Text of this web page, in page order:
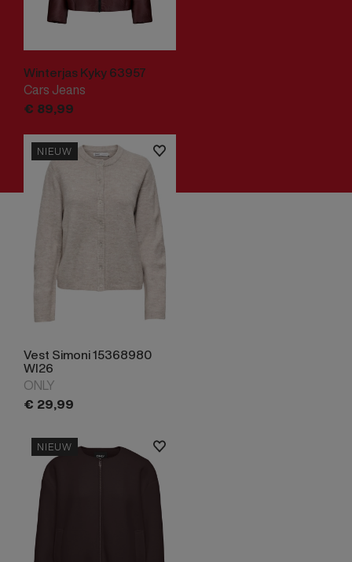
Winterjas Kyky 63957
Cars Jeans
€ 89,99
NIEUW
Vest Simoni 15368980
WI26
ONLY
€ 29,99
NIEUW